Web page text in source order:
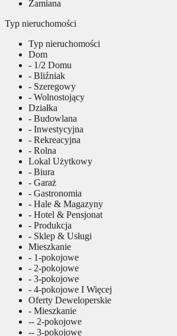
Zamiana
Typ nieruchomości
Typ nieruchomości
Dom
- 1/2 Domu
- Bliźniak
- Szeregowy
- Wolnostojący
Działka
- Budowlana
- Inwestycyjna
- Rekreacyjna
- Rolna
Lokal Użytkowy
- Biura
- Garaż
- Gastronomia
- Hale & Magazyny
- Hotel & Pensjonat
- Produkcja
- Sklep & Usługi
Mieszkanie
- 1-pokojowe
- 2-pokojowe
- 3-pokojowe
- 4-pokojowe I Więcej
Oferty Deweloperskie
- Mieszkanie
-- 2-pokojowe
-- 3-pokojowe